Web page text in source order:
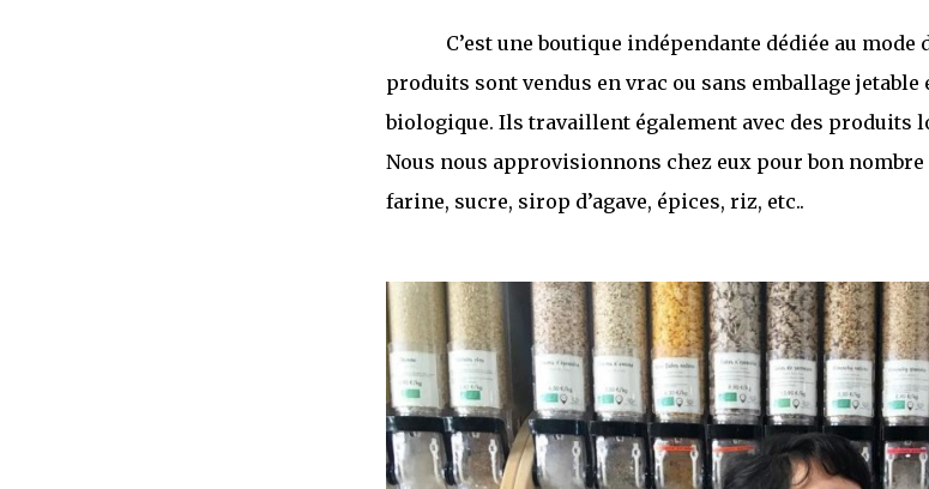
C’est une boutique indépendante dédiée au mode
produits sont vendus en vrac ou sans emballage
biologique. Ils travaillent également avec des produits
Nous nous approvisionnons chez eux pour bon
farine, sucre, sirop d’agave, épices, riz, etc..